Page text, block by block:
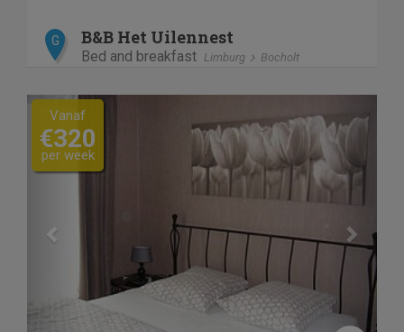
G B&B Het Uilennest
Bed and breakfast Limburg Bocholt
Previous
Vanaf
€320
per week